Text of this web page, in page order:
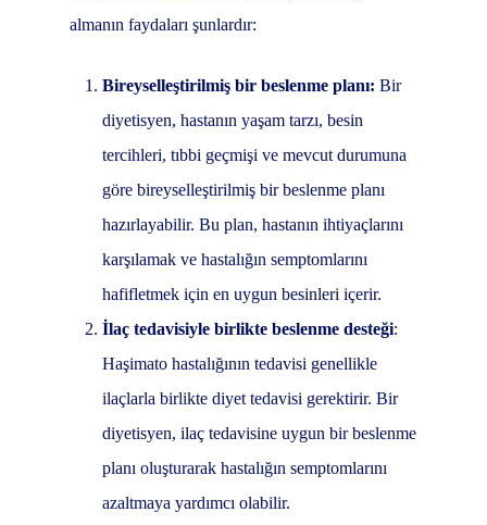
almanın faydaları şunlardır:
Bireyselleştirilmiş bir beslenme planı: Bir
diyetisyen, hastanın yaşam tarzı, besin
tercihleri, tıbbi geçmişi ve mevcut durumuna
göre bireyselleştirilmiş bir beslenme planı
hazırlayabilir. Bu plan, hastanın ihtiyaçlarını
karşılamak ve hastalığın semptomlarını
hafifletmek için en uygun besinleri içerir.
İlaç tedavisiyle birlikte beslenme desteği:
Haşimato hastalığının tedavisi genellikle
ilaçlarla birlikte diyet tedavisi gerektirir. Bir
diyetisyen, ilaç tedavisine uygun bir beslenme
planı oluşturarak hastalığın semptomlarını
azaltmaya yardımcı olabilir.